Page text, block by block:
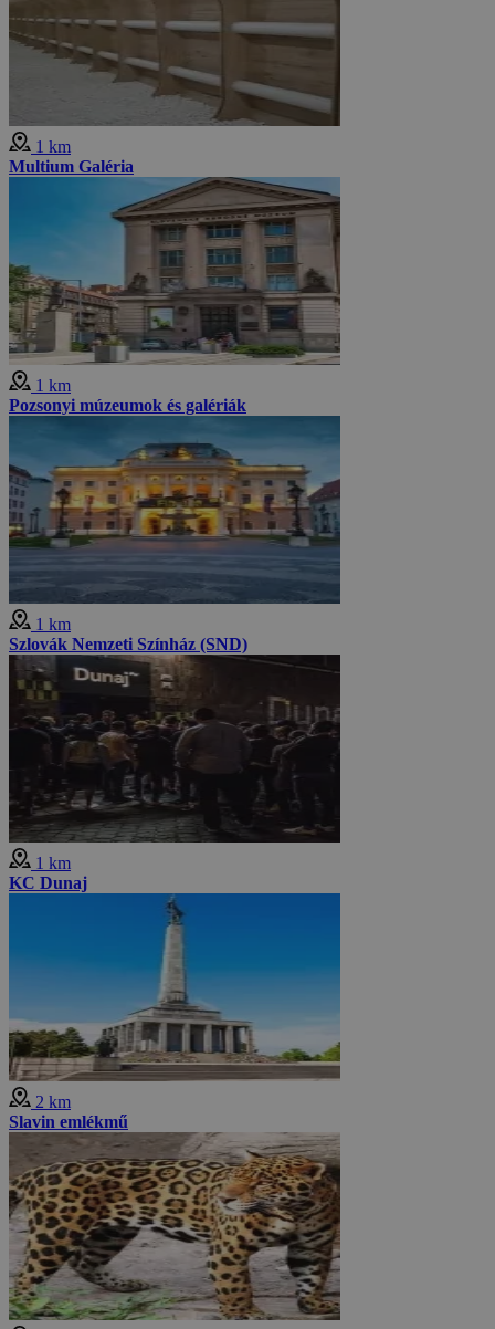
1 km
Multium Galéria
1 km
Pozsonyi múzeumok és galériák
1 km
Szlovák Nemzeti Színház (SND)
1 km
KC Dunaj
2 km
Slavin emlékmű